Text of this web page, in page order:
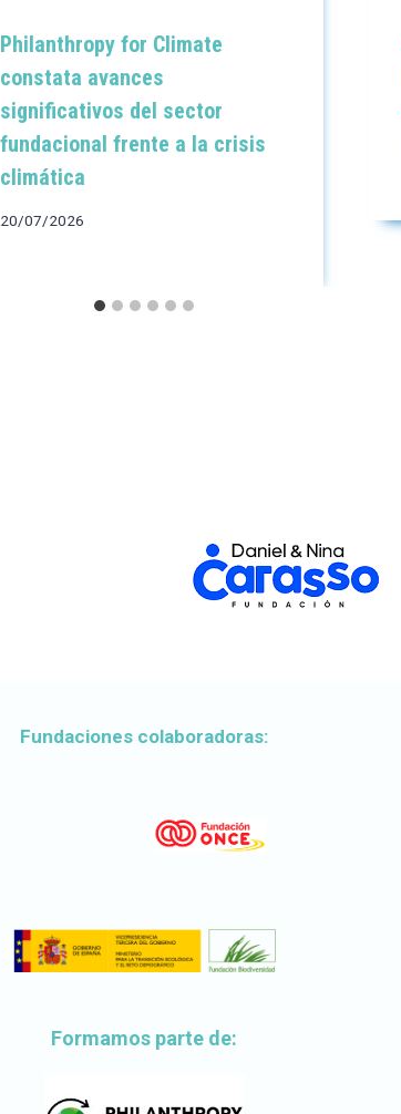
Philanthropy for Climate
constata avances
significativos del sector
fundacional frente a la crisis
climática
20/07/2026
Fundaciones colaboradoras:
Formamos parte de: